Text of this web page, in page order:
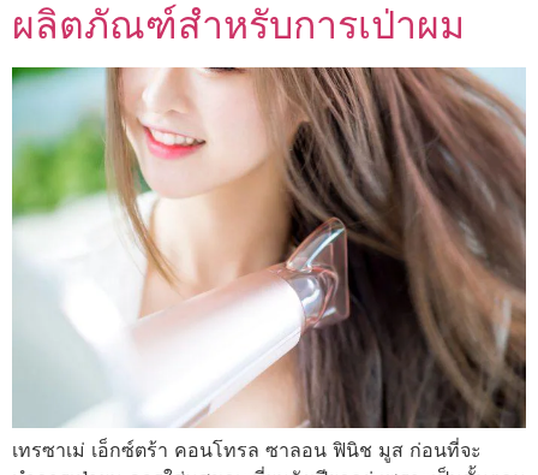
ผลิตภัณฑ์สำหรับการเป่าผม
เทรซาเม่ เอ็กซ์ตร้า คอนโทรล ซาลอน ฟินิช มูส ก่อนที่จะ